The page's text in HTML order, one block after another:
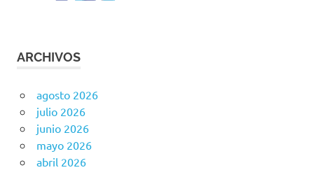
ARCHIVOS
agosto 2026
julio 2026
junio 2026
mayo 2026
abril 2026